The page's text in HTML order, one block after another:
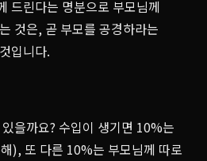
드린다는 명분으로 부모님께
것은, 곧 부모를 공경하라는
입니다.
을까요? 수입이 생기면 10%는
), 또 다른 10%는 부모님께 따로